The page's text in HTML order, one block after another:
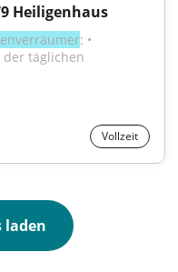
Heiligenhaus
: •
Vollzeit
laden